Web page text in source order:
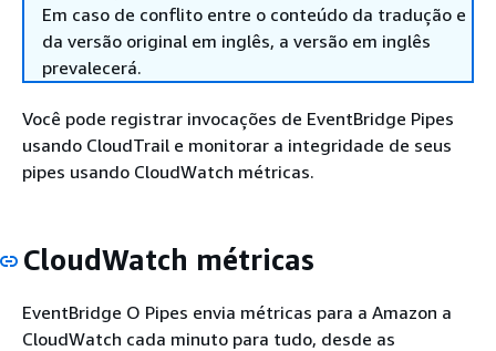
Em caso de conflito entre o conteúdo da tradução e
da versão original em inglês, a versão em inglês
prevalecerá.
Você pode registrar invocações de EventBridge Pipes
usando CloudTrail e monitorar a integridade de seus
pipes usando CloudWatch métricas.
CloudWatch métricas
EventBridge O Pipes envia métricas para a Amazon a
CloudWatch cada minuto para tudo, desde as